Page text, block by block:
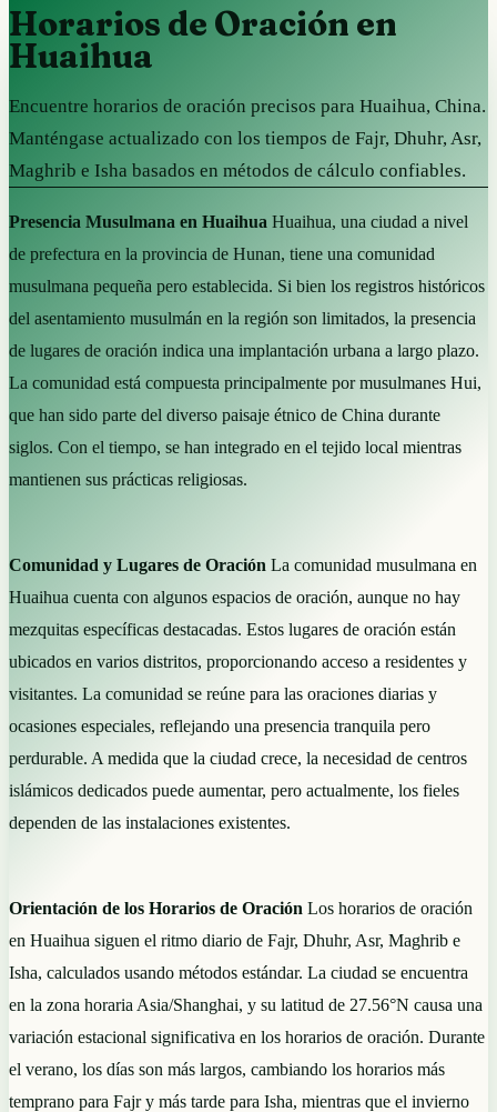
Horarios de Oración en
Huaihua
Encuentre horarios de oración precisos para Huaihua, China.
Manténgase actualizado con los tiempos de Fajr, Dhuhr, Asr,
Maghrib e Isha basados en métodos de cálculo confiables.
Presencia Musulmana en Huaihua Huaihua, una ciudad a nivel
de prefectura en la provincia de Hunan, tiene una comunidad
musulmana pequeña pero establecida. Si bien los registros históricos
del asentamiento musulmán en la región son limitados, la presencia
de lugares de oración indica una implantación urbana a largo plazo.
La comunidad está compuesta principalmente por musulmanes Hui,
que han sido parte del diverso paisaje étnico de China durante
siglos. Con el tiempo, se han integrado en el tejido local mientras
mantienen sus prácticas religiosas.
Comunidad y Lugares de Oración La comunidad musulmana en
Huaihua cuenta con algunos espacios de oración, aunque no hay
mezquitas específicas destacadas. Estos lugares de oración están
ubicados en varios distritos, proporcionando acceso a residentes y
visitantes. La comunidad se reúne para las oraciones diarias y
ocasiones especiales, reflejando una presencia tranquila pero
perdurable. A medida que la ciudad crece, la necesidad de centros
islámicos dedicados puede aumentar, pero actualmente, los fieles
dependen de las instalaciones existentes.
Orientación de los Horarios de Oración Los horarios de oración
en Huaihua siguen el ritmo diario de Fajr, Dhuhr, Asr, Maghrib e
Isha, calculados usando métodos estándar. La ciudad se encuentra
en la zona horaria Asia/Shanghai, y su latitud de 27.56°N causa una
variación estacional significativa en los horarios de oración. Durante
el verano, los días son más largos, cambiando los horarios más
temprano para Fajr y más tarde para Isha, mientras que el invierno